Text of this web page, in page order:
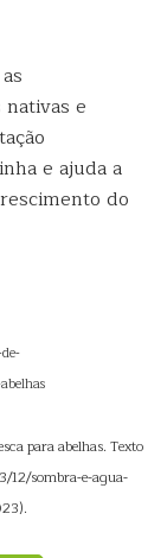
e
e ajuda a
do
para abelhas. Texto
12/sombra-e-agua-